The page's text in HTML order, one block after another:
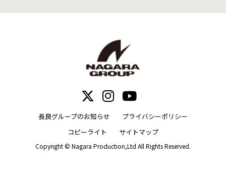
長良グループのお知らせ
プライバシーポリシー
コピーライト
サイトマップ
Copyright © Nagara Production,Ltd All Rights Reserved.